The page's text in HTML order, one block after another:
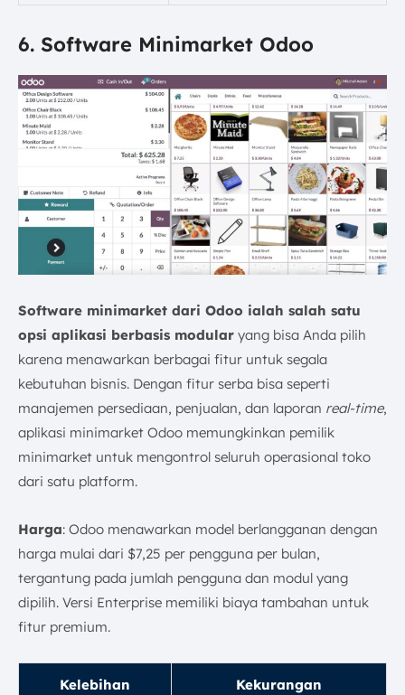
6. Software Minimarket Odoo
Software minimarket dari Odoo ialah salah satu
opsi aplikasi berbasis modular yang bisa Anda pilih
karena menawarkan berbagai fitur untuk segala
kebutuhan bisnis. Dengan fitur serba bisa seperti
manajemen persediaan, penjualan, dan laporan real-time,
aplikasi minimarket Odoo memungkinkan pemilik
minimarket untuk mengontrol seluruh operasional toko
dari satu platform.
Harga: Odoo menawarkan model berlangganan dengan
harga mulai dari $7,25 per pengguna per bulan,
tergantung pada jumlah pengguna dan modul yang
dipilih. Versi Enterprise memiliki biaya tambahan untuk
fitur premium.
Kelebihan Kekurangan